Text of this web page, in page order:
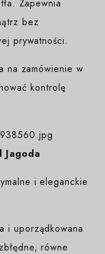
Zapewnia
bez
prywatności.
na zamówienie w
kontrolę
Jagoda
i eleganckie
i uporządkowana
równe